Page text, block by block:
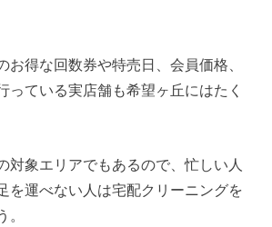
お得な回数券や特売日、会員価格、
っている実店舗も希望ヶ丘にはたく
対象エリアでもあるので、忙しい人
を運べない人は宅配クリーニングを
。